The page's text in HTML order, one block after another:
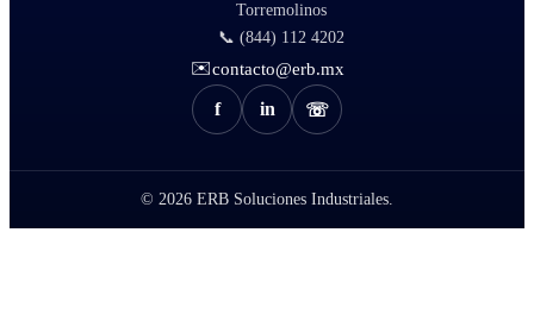
Torremolinos
📞 (844) 112 4202
✉️contacto@erb.mx
f in ☏
© 2026 ERB Soluciones Industriales.